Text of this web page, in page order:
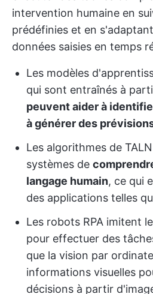
intervention humaine en
prédéfinies et en
données saisies en temps
Les modèles
qui sont entraînés à
peuvent aider à
à générer des
Les algorithmes de
systèmes de
langage humain, ce qui
des applications telles
Les robots RPA imitent
pour effectuer des
que la vision par
informations visuelles
décisions à partir